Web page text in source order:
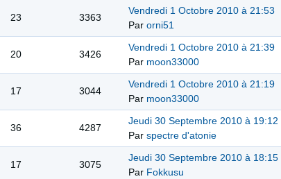
23 3363
Vendredi 1 Octobre 2010 à 21:53
Par orni51
20 3426
Vendredi 1 Octobre 2010 à 21:39
Par moon33000
17 3044
Vendredi 1 Octobre 2010 à 21:19
Par moon33000
36 4287
Jeudi 30 Septembre 2010 à 19:12
Par spectre d'atonie
17 3075
Jeudi 30 Septembre 2010 à 18:15
Par Fokkusu